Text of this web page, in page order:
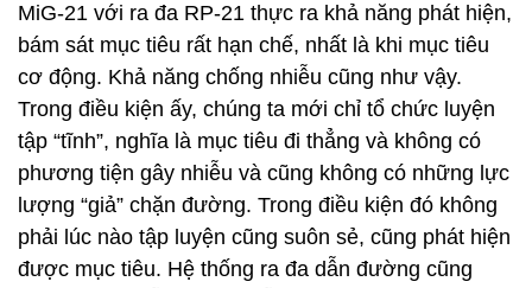
MiG-21 với ra đa RP-21 thực ra khả năng phát hiện,
bám sát mục tiêu rất hạn chế, nhất là khi mục tiêu
cơ động. Khả năng chống nhiễu cũng như vậy.
Trong điều kiện ấy, chúng ta mới chỉ tổ chức luyện
tập “tĩnh”, nghĩa là mục tiêu đi thẳng và không có
phương tiện gây nhiễu và cũng không có những lực
lượng “giả” chặn đường. Trong điều kiện đó không
phải lúc nào tập luyện cũng suôn sẻ, cũng phát hiện
được mục tiêu. Hệ thống ra đa dẫn đường cũng